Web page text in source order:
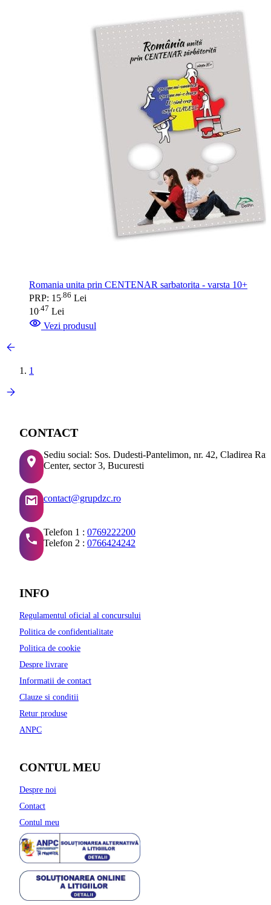
Romania unita prin CENTENAR sarbatorita - varsta 10+
PRP: 15 86 Lei
10 47 Lei
Vezi produsul
1
CONTACT
Sediu social: Sos. Dudesti-Pantelimon, nr. 42, Cladirea
Center, sector 3, Bucuresti
contact@grupdzc.ro
Telefon 1 : 0769222200
Telefon 2 : 0766424242
INFO
Regulamentul oficial al concursului
Politica de confidentialitate
Politica de cookie
Despre livrare
Informatii de contact
Clauze si conditii
Retur produse
ANPC
CONTUL MEU
Despre noi
Contact
Contul meu